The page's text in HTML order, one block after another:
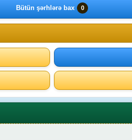
Bütün şərhlərə bax 0